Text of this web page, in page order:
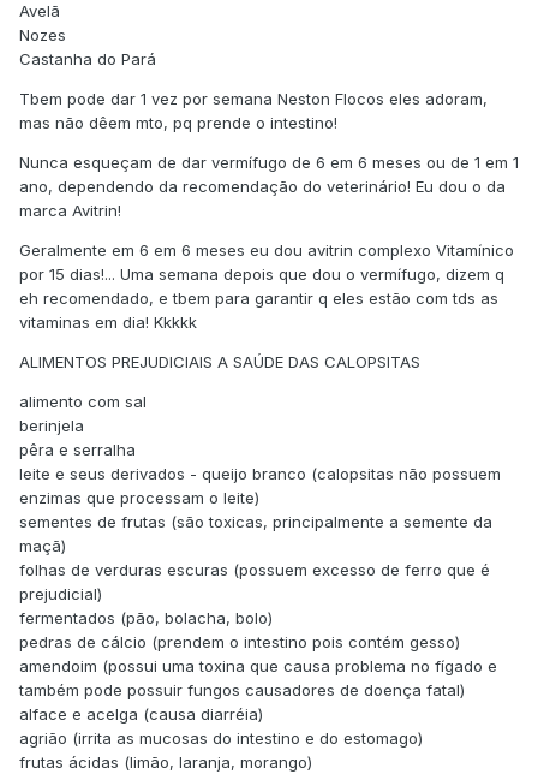
Avelã
Nozes
Castanha do Pará
Tbem pode dar 1 vez por semana Neston Flocos eles adoram,
mas não dêem mto, pq prende o intestino!
Nunca esqueçam de dar vermífugo de 6 em 6 meses ou de 1 em 1
ano, dependendo da recomendação do veterinário! Eu dou o da
marca Avitrin!
Geralmente em 6 em 6 meses eu dou avitrin complexo Vitamínico
por 15 dias!... Uma semana depois que dou o vermífugo, dizem q
eh recomendado, e tbem para garantir q eles estão com tds as
vitaminas em dia! Kkkkk
ALIMENTOS PREJUDICIAIS A SAÚDE DAS CALOPSITAS
alimento com sal
berinjela
pêra e serralha
leite e seus derivados - queijo branco (calopsitas não possuem
enzimas que processam o leite)
sementes de frutas (são toxicas, principalmente a semente da
maçã)
folhas de verduras escuras (possuem excesso de ferro que é
prejudicial)
fermentados (pão, bolacha, bolo)
pedras de cálcio (prendem o intestino pois contém gesso)
amendoim (possui uma toxina que causa problema no fígado e
também pode possuir fungos causadores de doença fatal)
alface e acelga (causa diarréia)
agrião (irrita as mucosas do intestino e do estomago)
frutas ácidas (limão, laranja, morango)